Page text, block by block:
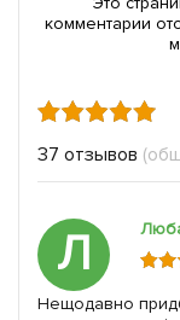
комментарии
37 отзывов
Л
Нещодавно